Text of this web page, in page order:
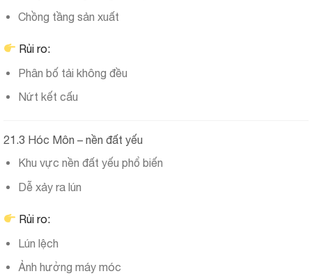
Chồng tầng sản xuất
Rủi ro:
Phân bố tải không đều
Nứt kết cấu
21.3 Hóc Môn – nền đất yếu
Khu vực nền đất yếu phổ biến
Dễ xảy ra lún
Rủi ro:
Lún lệch
Ảnh hưởng máy móc